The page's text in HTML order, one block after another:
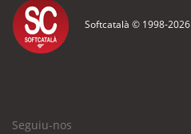
Softcatalà © 1998-2026
Seguiu-nos